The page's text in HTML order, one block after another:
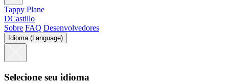
Tappy Plane
DCastillo
Sobre FAQ Desenvolvedores
Idioma (Language)
Selecione seu idioma